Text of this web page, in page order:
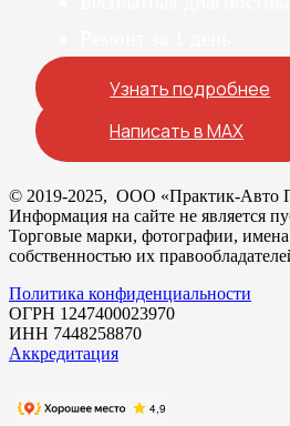
Узнать подробнее
Написать в MAX
© 2019-2025, ООО «Практик-Авто
Информация на сайте не является
Торговые марки, фотографии,
собственностью их
Политика конфиденциальности
ОГРН 1247400023970
ИНН 7448258870
Аккредитация